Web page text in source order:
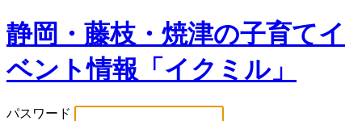
静岡・藤枝・焼津の子育てイ
ベント情報「イクミル」
パスワード